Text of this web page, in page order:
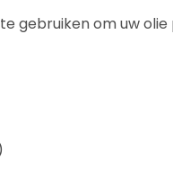
gebruiken om uw